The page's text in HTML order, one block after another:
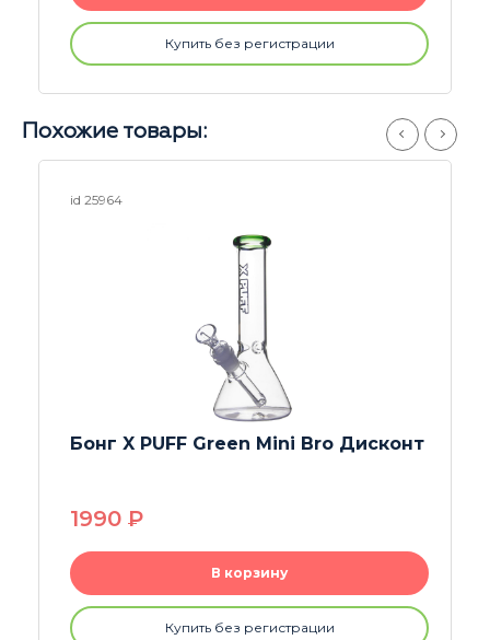
Купить без регистрации
Похожие товары:
id 25826
Бонг Stormtrooper Дисконт
2150 P
В корзину
Купить без регистрации